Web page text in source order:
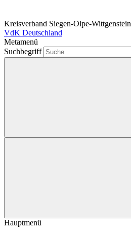
Kreisverband Siegen-Olpe-Wittgenstein
VdK Deutschland
Metamenü
Suchbegriff
Hauptmenü